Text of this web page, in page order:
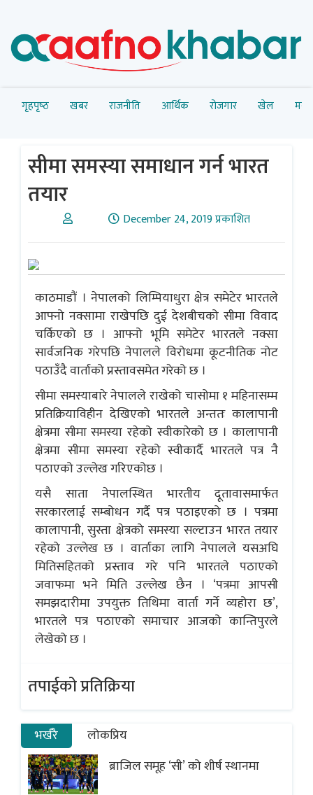
गृहपृष्‍ठ खबर राजनीति आर्थिक रोजगार खेल
सीमा समस्या समाधान गर्न भारत
तयार
December 24, 2019 प्रकाशित
काठमाडौं । नेपालको लिम्पियाधुरा क्षेत्र समेटेर भारतले
आफ्नो नक्सामा राखेपछि दुई देशबीचको सीमा विवाद
चर्किएको छ । आफ्नो भूमि समेटेर भारतले नक्सा
सार्वजनिक गरेपछि नेपालले विरोधमा कूटनीतिक नोट
पठाउँदै वार्ताको प्रस्तावसमेत गरेको छ ।
सीमा समस्याबारे नेपालले राखेको चासोमा १ महिनासम्म
प्रतिक्रियाविहीन देखिएको भारतले अन्ततः कालापानी
क्षेत्रमा सीमा समस्या रहेको स्वीकारेको छ । कालापानी
क्षेत्रमा सीमा समस्या रहेको स्वीकार्दै भारतले पत्र नै
पठाएको उल्लेख गरिएकोछ ।
यसै साता नेपालस्थित भारतीय दूतावासमार्फत
सरकारलाई सम्बोधन गर्दै पत्र पठाइएको छ । पत्रमा
कालापानी, सुस्ता क्षेत्रको समस्या सल्टाउन भारत तयार
रहेको उल्लेख छ । वार्ताका लागि नेपालले यसअघि
मितिसहितको प्रस्ताव गरे पनि भारतले पठाएको
जवाफमा भने मिति उल्लेख छैन । ‘पत्रमा आपसी
समझदारीमा उपयुक्त तिथिमा वार्ता गर्ने व्यहोरा छ’,
भारतले पत्र पठाएको समाचार आजको कान्तिपुरले
लेखेको छ ।
तपाईको प्रतिक्रिया
भर्खरै
लोकप्रिय
ब्राजिल समूह ‘सी’ को शीर्ष स्थानमा